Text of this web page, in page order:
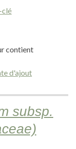
clé
contient
d'ajout
subsp.